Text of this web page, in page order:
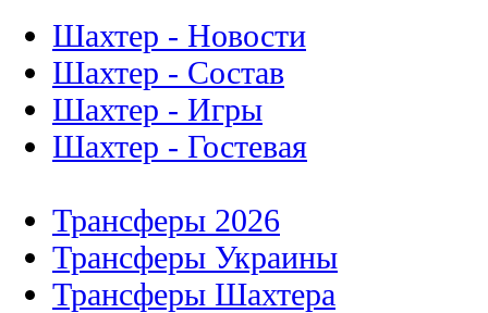
Шахтер - Новости
Шахтер - Состав
Шахтер - Игры
Шахтер - Гостевая
Трансферы 2026
Трансферы Украины
Трансферы Шахтера